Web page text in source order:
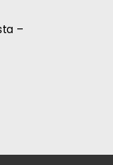
–